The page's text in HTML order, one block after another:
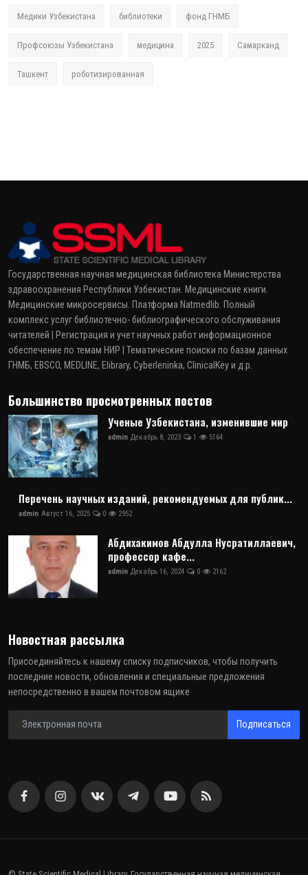
Медики Узбекистана библиотеки фонд ГНМБ
Профсоюзы Узбекистана медицина 2025 Самарканд
Ташкент роботизированная
Государственная научная медицинская библиотека Министерства
здравоохранения Республики Узбекистан. Медицинские книги.
Медицинские микросервисы. Платформа Natmedlib. Полный
комплекс услуг библиотечно- библиографического обслуживания
читателей | Регистрация и учет научных работ информационное
обеспечение по темам НИР | Тематические поиски по базам данных
ГНМБ, EBSCO, MEDLINE, Elibrary, Cyberleninka, ClinicalKey и д.р.
Большинство просмотренных постов
Ученые Узбекистана, изменившие мир
admin Декабрь 8, 2023 1 5164
Перечень научных изданий, рекомендуемых для публик...
admin Август 16, 2025 0 2952
Абдихакимов Абдулла Нусратиллаевич,
профессор кафе...
admin Декабрь 16, 2024 0 2162
Новостная рассылка
Присоединяйтесь к нашему списку подписчиков, чтобы получить
последние новости, обновления и специальные предложения
непосредственно в вашем почтовом ящике
Подписаться